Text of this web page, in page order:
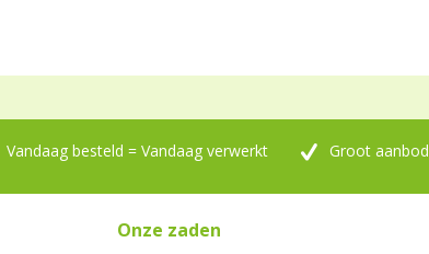
Vandaag besteld = Vandaag verwerkt Groot aanbod
Onze zaden